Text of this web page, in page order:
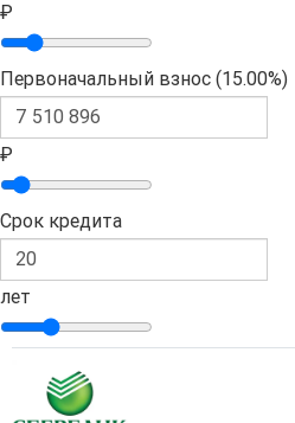
₽
Первоначальный взнос (15.00%)
₽
Срок кредита
лет